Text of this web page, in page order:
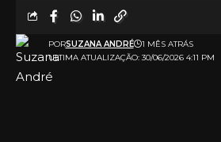
ULTIMA ATUALIZAÇÃO: 30/06/2026 4:11 PM
PORSUZANA ANDRÉ 1 MÊS ATRÁS